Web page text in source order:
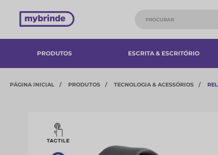
PRODUTOS ESCRITA & ESCRITÓRIO
PÁGINA INICIAL PRODUTOS TECNOLOGIA & ACESSÓRIOS​